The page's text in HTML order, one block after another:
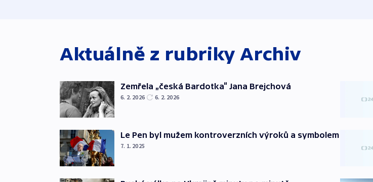
Aktuálně z rubriky Archiv
Zemřela „česká Bardotka“ Jana Brejchová
6. 2. 2026 6. 2. 2026
Le Pen byl mužem kontroverzních výroků a symbolem
7. 1. 2025